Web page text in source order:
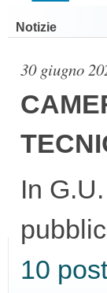
Notizie
30 giugno
In
10